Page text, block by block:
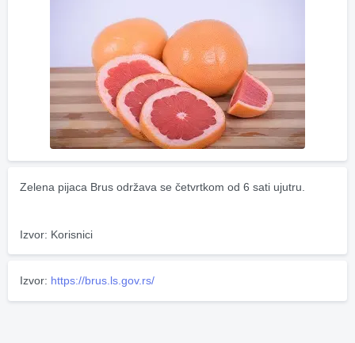
Zelena pijaca Brus održava se četvrtkom od 6 sati ujutru.
Izvor: Korisnici
Izvor: https://brus.ls.gov.rs/